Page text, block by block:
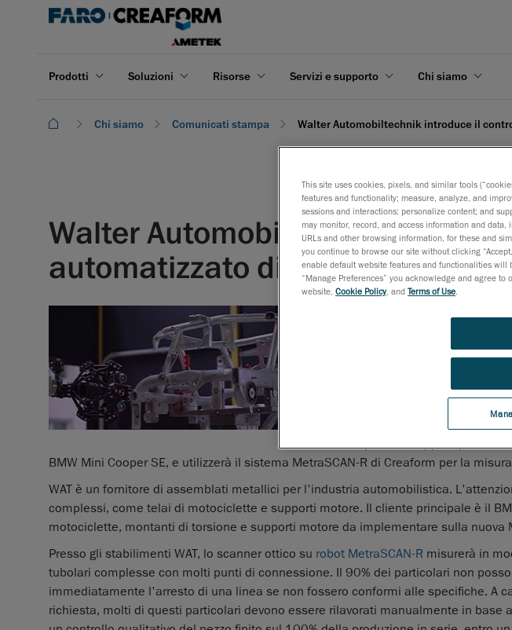
Prodotti Soluzioni Risorse Servizi e supporto Chi siamo
Chi siamo Comunicati stampa Walter Automobiltechnik introduce il
Walter Automobiltechnik
automatizzato di Creaform
Misurazione completamente
, leader mondiale nella
robot presso Walter Automobiltechnik
BMW Mini Cooper SE, e utilizzerà il sistema MetraSCAN-R di Creaform per la
WAT è un fornitore di assemblati metallici per l'industria automobilistica.
complessi, come telai di motociclette e supporti motore. Il cliente principale è il
motociclette, montanti di torsione e supporti motore da implementare sulla nuova
Presso gli stabilimenti WAT, lo scanner ottico su robot MetraSCAN-R misurerà in
tubolari complesse con molti punti di connessione. Il 90% dei particolari non
immediatamente l'arresto di una linea se non fossero conformi alle specifiche. A
richiesta, molti di questi particolari devono essere rilavorati manualmente in base
This site uses cookies, pixels, and similar tools
features and functionality; measure, analyze, and
sessions and interactions; personalize content; and
may monitor, record, and access information and
URLs and other browsing information, for these and
you continue to browse our site without clicking
enable default website features and functionalities will
“Manage Preferences” you acknowledge and agree
website, Cookie Policy, and Terms of Use